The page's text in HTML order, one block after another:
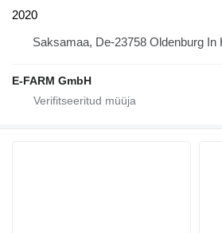
2020
Saksamaa, De-23758 Oldenburg In
E-FARM GmbH